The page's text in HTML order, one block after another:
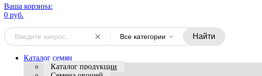
Ваша корзина:
0 руб.
Все категории Найти
Каталог семян
Каталог продукции